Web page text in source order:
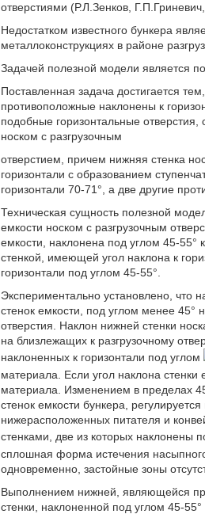
отверстиями (Р.Л.Зенков,
Недостатком известного бункера
металлоконструкциях в районе
Задачей полезной модели является
Поставленная задача достигается
противоположные наклонены к
подобные горизонтальные
носком с разгрузочным
отверстием, причем нижняя стенка
горизонтали с образованием
горизонтали 70-71°, а две другие
Техническая сущность полезной
емкости носком с разгрузочным
емкости, наклонена под углом 45-55°
стенкой, имеющей угол наклона к
горизонтали под углом 45-55°.
Экспериментально установлено, что
стенок емкости, под углом менее 45°
отверстия. Наклон нижней стенки
на близлежащих к разгрузочному
наклоненных к горизонтали под углом
материала. Если угол наклона стенки
материала. Изменением в пределах
стенок емкости бункера,
нижерасположенных питателя и
стенками, две из которых наклонены
сплошная форма истечения
одновременно, застойные зоны
Выполнением нижней, являющейся
стенки, наклоненной под углом 45-